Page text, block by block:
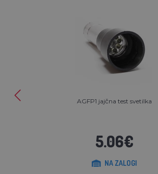
AGFP1 jajčna test svetilka
5.06€
NA ZALOGI